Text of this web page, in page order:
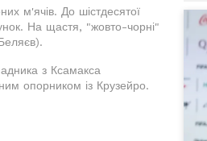
м'ячів. До шістдесятої
На щастя, "жовто-чорні"
з Ксамакса
опорником із Крузейро.